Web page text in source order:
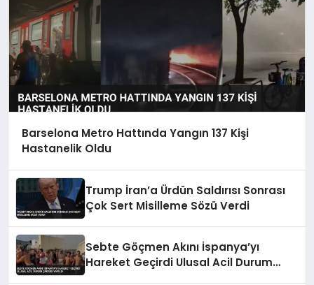
Barselona Metro Hattında Yangın 137 Kişi
Hastanelik Oldu
Trump İran’a Ürdün Saldırısı Sonrası
Çok Sert Misilleme Sözü Verdi
Sebte Göçmen Akını İspanya’yı
Hareket Geçirdi Ulusal Acil Durum